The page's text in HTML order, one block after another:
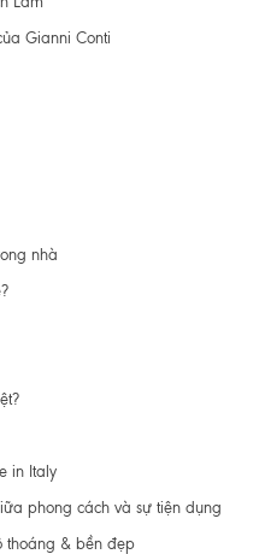
Gianni Conti
nhà
in Italy
phong cách và sự tiện dụng
thoáng & bền đẹp